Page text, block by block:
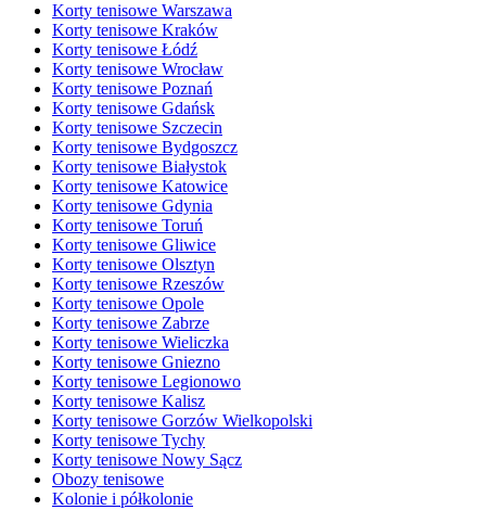
Korty tenisowe Warszawa
Korty tenisowe Kraków
Korty tenisowe Łódź
Korty tenisowe Wrocław
Korty tenisowe Poznań
Korty tenisowe Gdańsk
Korty tenisowe Szczecin
Korty tenisowe Bydgoszcz
Korty tenisowe Białystok
Korty tenisowe Katowice
Korty tenisowe Gdynia
Korty tenisowe Toruń
Korty tenisowe Gliwice
Korty tenisowe Olsztyn
Korty tenisowe Rzeszów
Korty tenisowe Opole
Korty tenisowe Zabrze
Korty tenisowe Wieliczka
Korty tenisowe Gniezno
Korty tenisowe Legionowo
Korty tenisowe Kalisz
Korty tenisowe Gorzów Wielkopolski
Korty tenisowe Tychy
Korty tenisowe Nowy Sącz
Obozy tenisowe
Kolonie i półkolonie